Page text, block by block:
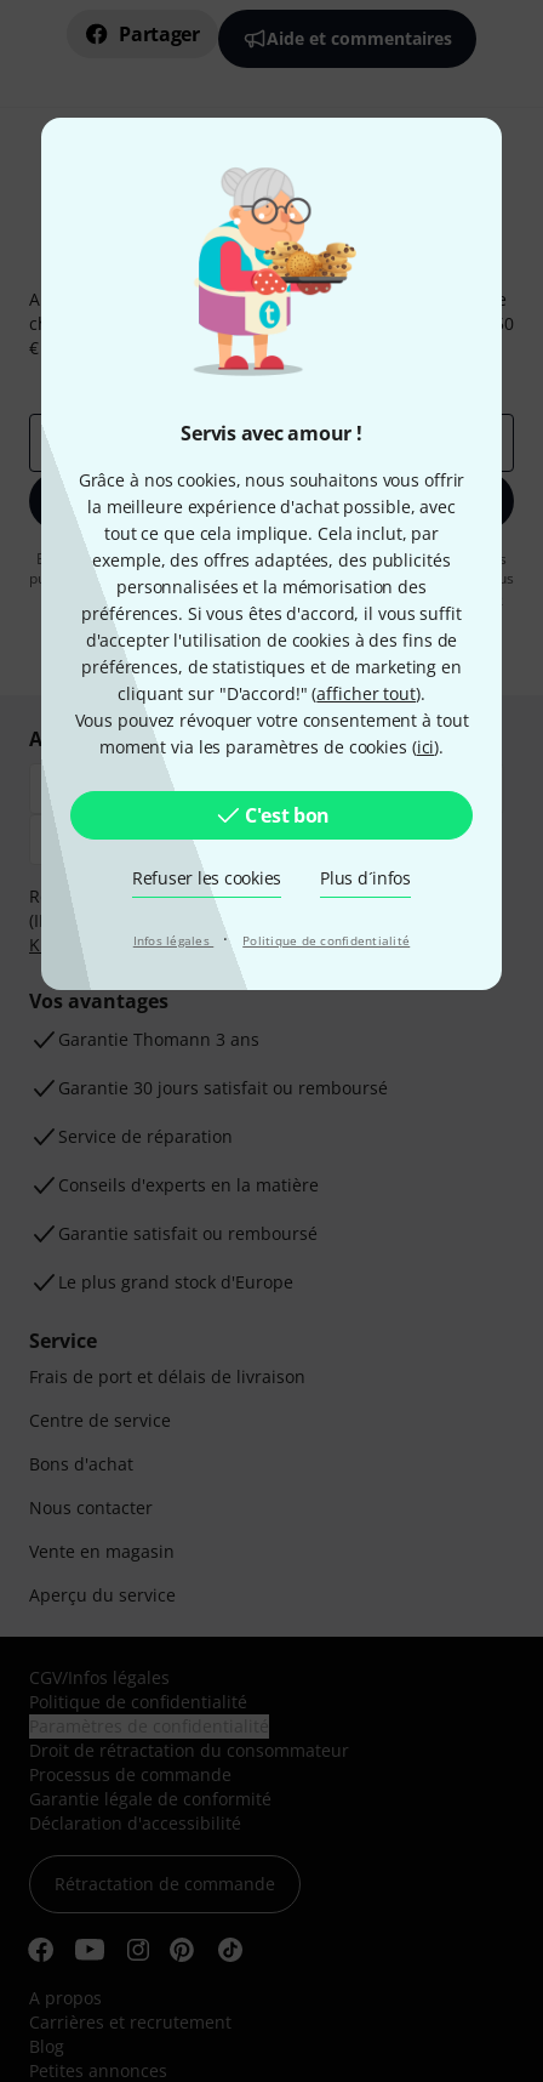
Servis avec amour !
Grâce à nos cookies, nous souhaitons vous offrir
la meilleure expérience d'achat possible, avec
tout ce que cela implique. Cela inclut, par
exemple, des offres adaptées, des publicités
personnalisées et la mémorisation des
préférences. Si vous êtes d'accord, il vous suffit
d'accepter l'utilisation de cookies à des fins de
préférences, de statistiques et de marketing en
cliquant sur "D'accord!" (afficher tout).
Vous pouvez révoquer votre consentement à tout
moment via les paramètres de cookies (ici).
C'est bon
Refuser les cookies Plus d´infos
Infos légales · Politique de confidentialité
Partager Aide et commentaires
Newsletters Thomann
Abonnez-vous à la newsletter Thomann et, avec un peu de
chance, gagnez l'un des 50 bons d'achat d'une valeur de 50
€ chacun!
Articles inspirants
Deals
Adresse e-mail
S'inscrire maintenant
En cliquant sur "S'inscrire maintenant", vous acceptez de recevoir des
publicités par e-mail. La désinscription est possible à tout moment. Vous
pouvez trouver plus d'informations à ce sujet dans notrePolitique de
confidentialité.
* Requis
Achetez et payez en toute sécurité
Réglez de manière sûre et sécurisée par Virement
(IBAN/BIC), PayPal, Amazon Pay,
Klarna Payer en 3 foisou Carte de crédit.
Vos avantages
Ga­ran­tie Thomann 3 ans
Garantie 30 jours satisfait ou remboursé
Service de réparation
Conseils d'experts en la matière
Garantie satisfait ou remboursé
Le plus grand stock d'Europe
Service
Frais de port et délais de livraison
Centre de service
Bons d'achat
Nous contacter
Vente en magasin
Aperçu du service
CGV/Infos légales
Politique de confidentialité
Droit de rétractation du consommateur
Processus de commande
Garantie légale de conformité
Déclaration d'accessibilité
Rétractation de commande
A propos
Carrières et recrutement
Blog
Petites annonces